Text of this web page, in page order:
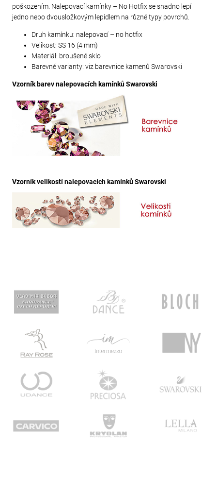
poškozením. Nalepovací kamínky – No Hotfix se snadno lepí
jedno nebo dvousložkovým lepidlem na různé typy povrchů.
Druh kamínku: nalepovací – no hotfix
Velikost: SS 16 (4 mm)
Materiál: broušené sklo
Barevné varianty: viz barevnice kamenů Swarovski
Vzorník barev nalepovacích kamínků Swarovski
Vzorník velikostí nalepovacích kamínků Swarovski